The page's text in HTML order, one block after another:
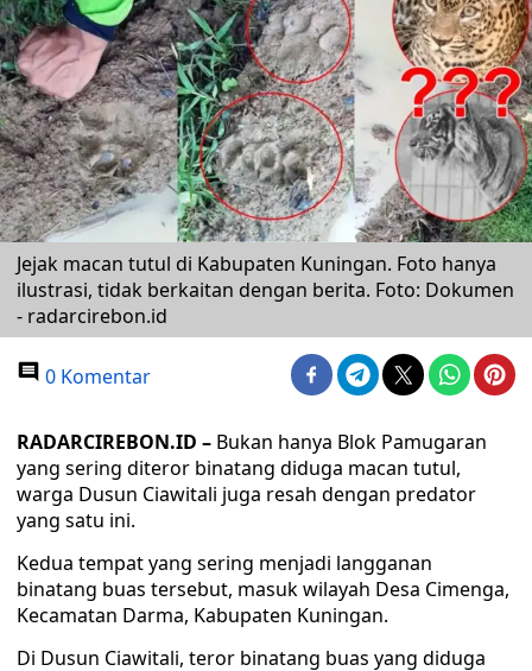
Jejak macan tutul di Kabupaten Kuningan. Foto hanya
ilustrasi, tidak berkaitan dengan berita. Foto: Dokumen
- radarcirebon.id
0 Komentar
RADARCIREBON.ID – Bukan hanya Blok Pamugaran
yang sering diteror binatang diduga macan tutul,
warga Dusun Ciawitali juga resah dengan predator
yang satu ini.
Kedua tempat yang sering menjadi langganan
binatang buas tersebut, masuk wilayah Desa Cimenga,
Kecamatan Darma, Kabupaten Kuningan.
Di Dusun Ciawitali, teror binatang buas yang diduga